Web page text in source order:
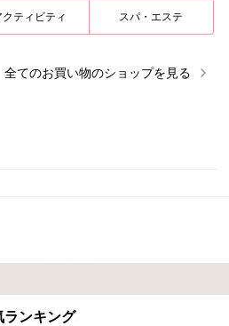
クティビティ スパ・エステ
全てのお買い物のショップを見る
ランキング